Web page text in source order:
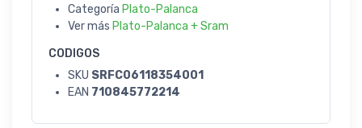
Categoría Plato-Palanca
Ver más Plato-Palanca + Sram
CODIGOS
SKU SRFC06118354001
EAN 710845772214